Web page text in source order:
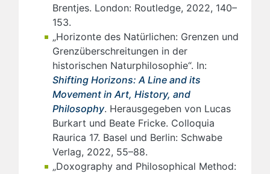
Brentjes. London: Routledge, 2022, 140–
153.
„Horizonte des Natürlichen: Grenzen und
Grenzüberschreitungen in der
historischen Naturphilosophie“. In:
Shifting Horizons: A Line and its
Movement in Art, History, and
Philosophy. Herausgegeben von Lucas
Burkart und Beate Fricke. Colloquia
Raurica 17. Basel und Berlin: Schwabe
Verlag, 2022, 55–88.
„Doxography and Philosophical Method: